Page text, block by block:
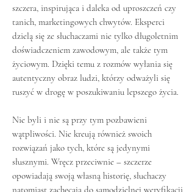
szczera, inspirująca i daleka od uproszczeń czy
tanich, marketingowych chwytów. Eksperci
dzielą się ze słuchaczami nie tylko długoletnim
doświadczeniem zawodowym, ale także tym
życiowym. Dzięki temu z rozmów wyłania się
autentyczny obraz ludzi, którzy odważyli się
ruszyć w drogę w poszukiwaniu lepszego życia.
Nie byli i nie są przy tym pozbawieni
wątpliwości. Nie kreują również swoich
rozwiązań jako tych, które są jedynymi
słusznymi. Wręcz przeciwnie – szczerze
opowiadają swoją własną historię, słuchaczy
natomiast zachęcają do samodzielnej weryfikacji